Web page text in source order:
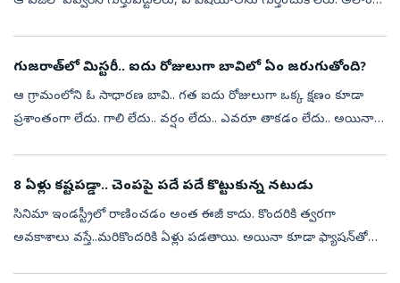
గుజరాత్‌లో మిస్టరీ.. ఐదు రోజులుగా బావిలో ఏం జరుగుతోంది?
ఆ గ్రామంలోని ఓ సాధారణ బావి.. గత ఐదు రోజులుగా ఒక్క క్షణం కూడా
ప్రశాంతంగా లేదు. గాలి లేదు.. వర్షం లేదు.. ఎవరూ తాకడం లేదు.. అయినా
8 ఏళ్లు కష్టపడ్డా.. చెంపపై పదే పదే కొట్టుకున్న నటుడు
సినిమా ఇండస్ట్రీలో రాణించడం అంత ఈజీ కాదు. కొందరికి త్వరగా
అవకాశాలు వస్తే..మరికొందరికి ఏళ్లు పడతాయి. అయినా కూడా ఫ్యాషన్‌తో